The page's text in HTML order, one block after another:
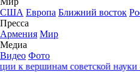
США Европа Ближний восток
Пресса
Армения Мир
Медиа
Видео Фото
советской науки -